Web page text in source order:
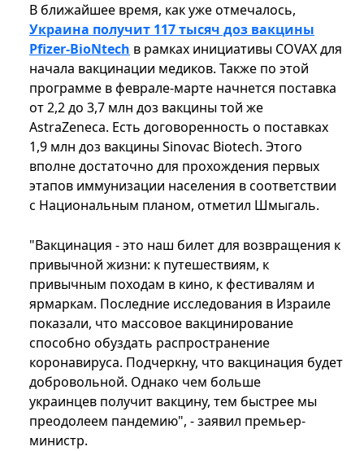
В ближайшее время, как уже отмечалось,
Украина получит 117 тысяч доз вакцины
Pfizer-BioNtech в рамках инициативы COVAX для
начала вакцинации медиков. Также по этой
программе в феврале-марте начнется поставка
от 2,2 до 3,7 млн доз вакцины той же
AstraZeneca. Есть договоренность о поставках
1,9 млн доз вакцины Sinovac Biotech. Этого
вполне достаточно для прохождения первых
этапов иммунизации населения в соответствии
с Национальным планом, отметил Шмыгаль.
"Вакцинация - это наш билет для возвращения к
привычной жизни: к путешествиям, к
привычным походам в кино, к фестивалям и
ярмаркам. Последние исследования в Израиле
показали, что массовое вакцинирование
способно обуздать распространение
коронавируса. Подчеркну, что вакцинация будет
добровольной. Однако чем больше
украинцев получит вакцину, тем быстрее мы
преодолеем пандемию", - заявил премьер-
министр.